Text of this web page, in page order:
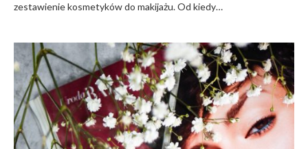
zestawienie kosmetyków do makijażu. Od kiedy…